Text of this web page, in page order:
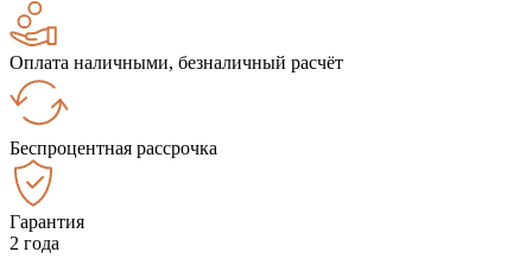
Оплата наличными, безналичный расчёт
Беспроцентная рассрочка
Гарантия
2 года